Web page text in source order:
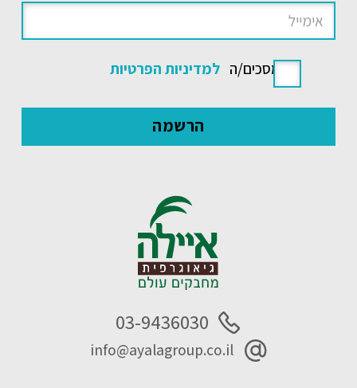
אני מסכים/ה למדיניות הפרטיות
03-9436030
info@ayalagroup.co.il